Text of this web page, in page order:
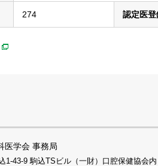
274 認定医登
医学会 事務局
1-43-9 駒込TSビル（一財）口腔保健協会内